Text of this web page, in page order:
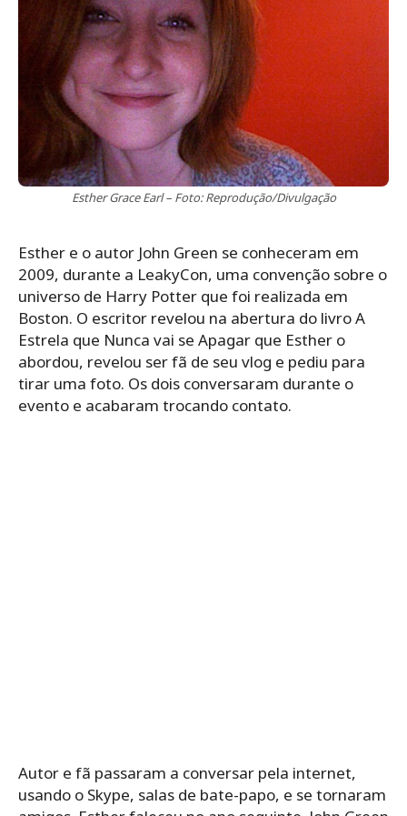
Esther Grace Earl – Foto: Reprodução/Divulgação
Esther e o autor John Green se conheceram em
2009, durante a LeakyCon, uma convenção sobre o
universo de Harry Potter que foi realizada em
Boston. O escritor revelou na abertura do livro A
Estrela que Nunca vai se Apagar que Esther o
abordou, revelou ser fã de seu vlog e pediu para
tirar uma foto. Os dois conversaram durante o
evento e acabaram trocando contato.
Autor e fã passaram a conversar pela internet,
usando o Skype, salas de bate-papo, e se tornaram